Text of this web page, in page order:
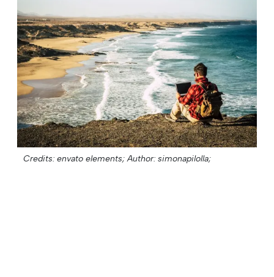
Credits: envato elements; Author: simonapilolla;